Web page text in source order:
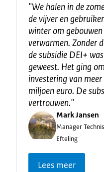
"We halen in de
de vijver en
winter om
verwarmen. Zonder
de subsidie DEI+
geweest. Het ging
investering van
miljoen euro. De
vertrouwen."
Mark Jansen
Manager
Efteling
Lees meer